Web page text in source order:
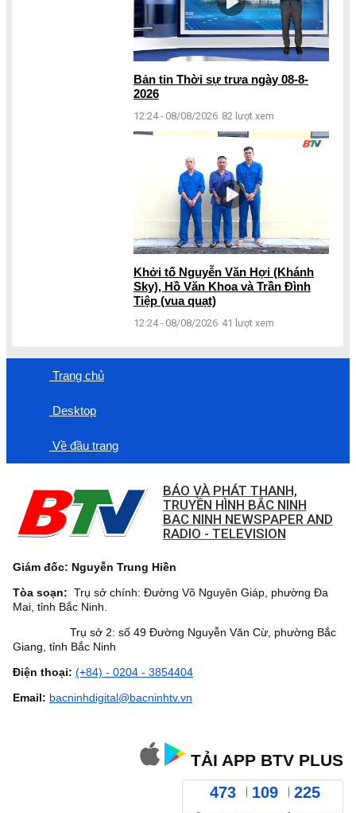
Bản tin Thời sự trưa ngày 08-8-
2026
12:24 - 08/08/2026 82 lượt xem
Khởi tố Nguyễn Văn Hợi (Khánh
Sky), Hồ Văn Khoa và Trần Đình
Tiệp (vua quạt)
12:24 - 08/08/2026 41 lượt xem
Trang chủ
Desktop
Về đầu trang
BÁO VÀ PHÁT THANH,
TRUYỀN HÌNH BẮC NINH
BAC NINH NEWSPAPER AND
RADIO - TELEVISION
Giám đốc: Nguyễn Trung Hiền
Tòa soạn: Trụ sở chính: Đường Võ Nguyên Giáp, phường Đa
Mai, tỉnh Bắc Ninh.
Trụ sở 2: số 49 Đường Nguyễn Văn Cừ, phường Bắc
Giang, tỉnh Bắc Ninh
Điện thoại: (+84) - 0204 - 3854404
Email: bacninhdigital@bacninhtv.vn
TẢI APP BTV PLUS
473 109 225